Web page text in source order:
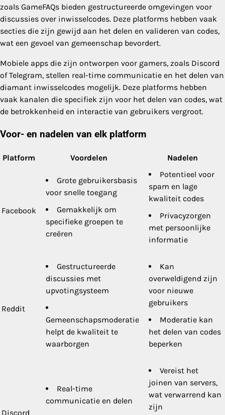
zoals GameFAQs bieden gestructureerde omgevingen voor
discussies over inwisselcodes. Deze platforms hebben vaak
secties die zijn gewijd aan het delen en valideren van codes,
wat een gevoel van gemeenschap bevordert.
Mobiele apps die zijn ontworpen voor gamers, zoals Discord
of Telegram, stellen real-time communicatie en het delen van
diamant inwisselcodes mogelijk. Deze platforms hebben
vaak kanalen die specifiek zijn voor het delen van codes, wat
de betrokkenheid en interactie van gebruikers vergroot.
Voor- en nadelen van elk platform
Platform Voordelen Nadelen
Facebook
Grote gebruikersbasis
voor snelle toegang
Gemakkelijk om
specifieke groepen te
creëren
Potentieel voor
spam en lage
kwaliteit codes
Privacyzorgen
met persoonlijke
informatie
Reddit
Gestructureerde
discussies met
upvotingsysteem
Gemeenschapsmoderatie
helpt de kwaliteit te
waarborgen
Kan
overweldigend zijn
voor nieuwe
gebruikers
Moderatie kan
het delen van codes
beperken
Discord
Real-time
communicatie en delen
Vereist het
joinen van servers,
wat verwarrend kan
zijn